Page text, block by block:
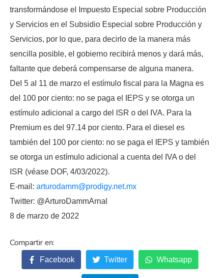
transformándose el Impuesto Especial sobre Producción
y Servicios en el Subsidio Especial sobre Producción y
Servicios, por lo que, para decirlo de la manera más
sencilla posible, el gobierno recibirá menos y dará más,
faltante que deberá compensarse de alguna manera.
Del 5 al 11 de marzo el estímulo fiscal para la Magna es
del 100 por ciento: no se paga el IEPS y se otorga un
estímulo adicional a cargo del ISR o del IVA. Para la
Premium es del 97.14 por ciento. Para el diesel es
también del 100 por ciento: no se paga el IEPS y también
se otorga un estímulo adicional a cuenta del IVA o del
ISR (véase DOF, 4/03/2022).
E-mail: arturodamm@prodigy.net.mx
Twitter: @ArturoDammArnal
8 de marzo de 2022
Facebook Twitter Whatsapp